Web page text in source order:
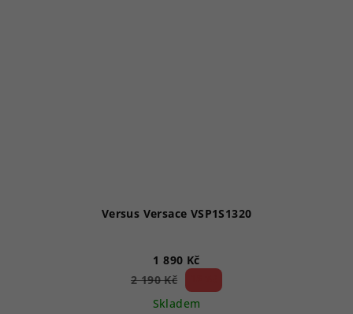
Versus Versace VSP1S1320
1 890 Kč
2 190 Kč
Skladem